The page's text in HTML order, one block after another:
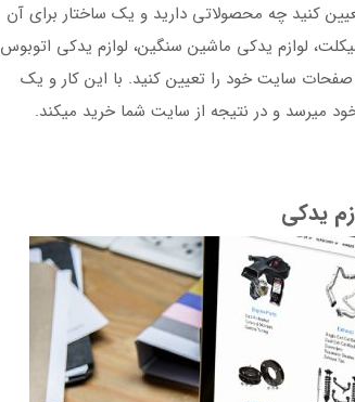
کنید چه محصولاتی دارید و یک ساختار برای آن
لوازم یدکی ماشین سنگین، لوازم یدکی اتوبوس
صفحات سایت خود را تعیین کنید. با این کار و یک
و در نتیجه از سایت شما خرید میکند.
یدکی